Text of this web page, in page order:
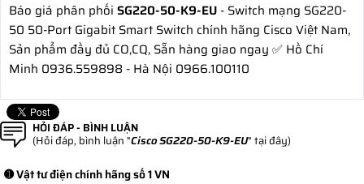
Báo giá phân phối SG220-50-K9-EU - Switch mạng SG220-
50 50-Port Gigabit Smart Switch chính hãng Cisco Việt Nam,
Sản phẩm đầy đủ CO,CQ, Sẵn hàng giao ngay ✅ Hồ Chí
Minh 0936.559898 - Hà Nội 0966.100110
HỎI ĐÁP - BÌNH LUẬN
(Hỏi đáp, bình luận "Cisco SG220-50-K9-EU" tại đây)
➊ Vật tư điện chính hãng số 1 VN